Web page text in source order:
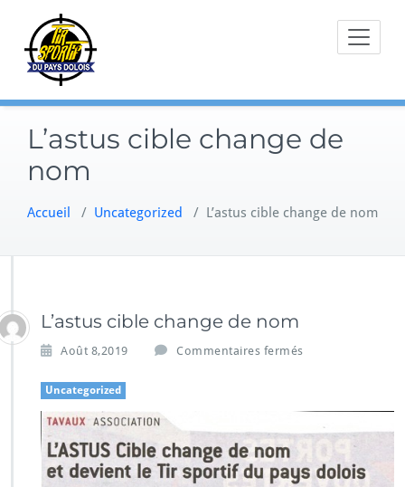
content
L’astus cible change de
nom
Accueil / Uncategorized / L’astus cible change de nom
L’astus cible change de nom
Août 8,2019 Commentaires fermés
Uncategorized